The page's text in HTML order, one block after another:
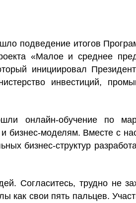
подведение итогов
«Малое и среднее
инициировал
инвестиций,
онлайн-обучение по
моделям. Вместе с
бизнес-структур
Согласитесь, трудно не
как свои пять пальцев.